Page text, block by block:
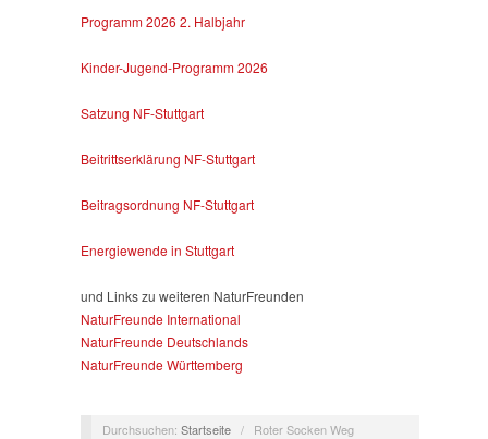
Programm 2026 2. Halbjahr
Kinder-Jugend-Programm 2026
Satzung NF-Stuttgart
Beitrittserklärung NF-Stuttgart
Beitragsordnung NF-Stuttgart
Energiewende in Stuttgart
und Links zu weiteren NaturFreunden
NaturFreunde International
NaturFreunde Deutschlands
NaturFreunde Württemberg
Durchsuchen: Startseite / Roter Socken Weg